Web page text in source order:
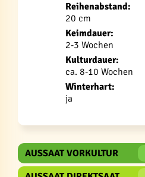
Reihenabstand:
20 cm
Keimdauer:
2-3 Wochen
Kulturdauer:
ca. 8-10 Wochen
Winterhart:
ja
AUSSAAT VORKULTUR